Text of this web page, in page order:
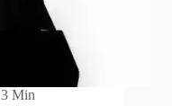
3 Min